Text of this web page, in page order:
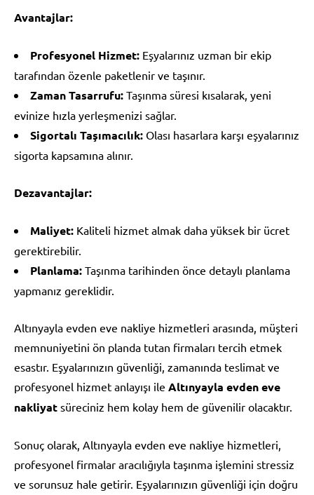
Avantajlar:
Profesyonel Hizmet: Eşyalarınız uzman bir ekip
tarafından özenle paketlenir ve taşınır.
Zaman Tasarrufu: Taşınma süresi kısalarak, yeni
evinize hızla yerleşmenizi sağlar.
Sigortalı Taşımacılık: Olası hasarlara karşı eşyalarınız
sigorta kapsamına alınır.
Dezavantajlar:
Maliyet: Kaliteli hizmet almak daha yüksek bir ücret
gerektirebilir.
Planlama: Taşınma tarihinden önce detaylı planlama
yapmanız gereklidir.
Altınyayla evden eve nakliye hizmetleri arasında, müşteri
memnuniyetini ön planda tutan firmaları tercih etmek
esastır. Eşyalarınızın güvenliği, zamanında teslimat ve
profesyonel hizmet anlayışı ile Altınyayla evden eve
nakliyat süreciniz hem kolay hem de güvenilir olacaktır.
Sonuç olarak, Altınyayla evden eve nakliye hizmetleri,
profesyonel firmalar aracılığıyla taşınma işlemini stressiz
ve sorunsuz hale getirir. Eşyalarınızın güvenliği için doğru